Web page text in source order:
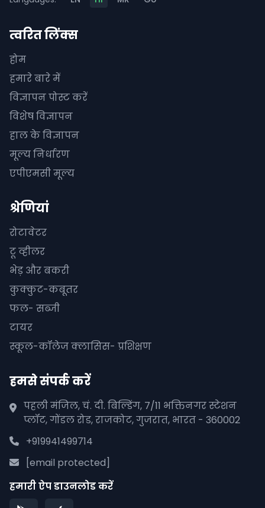
त्वरित लिंक्स
होम
हमारे बारे में
विज्ञापन पोस्ट करें
विशेष विज्ञापन
हाल के विज्ञापन
मूल्य निर्धारण
एपीएमसी मूल्य
श्रेणियां
रोटावेटर
टू व्हीलर
भेड़ और बकरी
कुक्कुट-कबूतर
फल- सब्जी
टायर
स्कूल-कॉलेज क्लासिस- प्रशिक्षण
हमसे संपर्क करें
पहली मंजिल, चं. दी. बिल्डिंग, 7/11 भक्तिनगर स्टेशन
प्लॉट, गोंडल रोड, राजकोट, गुजरात, भारत - 360002
+919941499714
[email protected]
हमारी ऐप डाउनलोड करें